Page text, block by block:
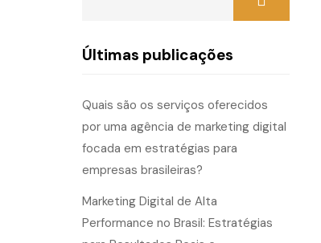
Últimas publicações
Quais são os serviços oferecidos
por uma agência de marketing digital
focada em estratégias para
empresas brasileiras?
Marketing Digital de Alta
Performance no Brasil: Estratégias